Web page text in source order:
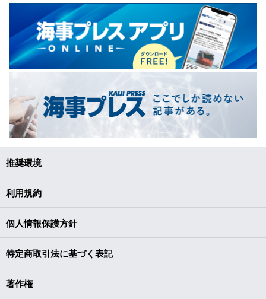
推奨環境
利用規約
個人情報保護方針
特定商取引法に基づく表記
著作権